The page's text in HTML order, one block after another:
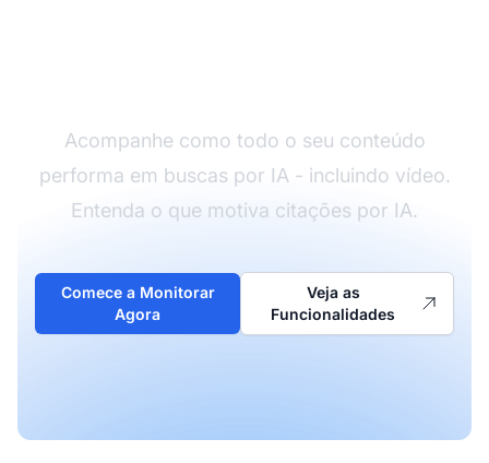
Acompanhe como todo o seu conteúdo
performa em buscas por IA - incluindo vídeo.
Entenda o que motiva citações por IA.
Comece a Monitorar
Agora
Veja as
Funcionalidades